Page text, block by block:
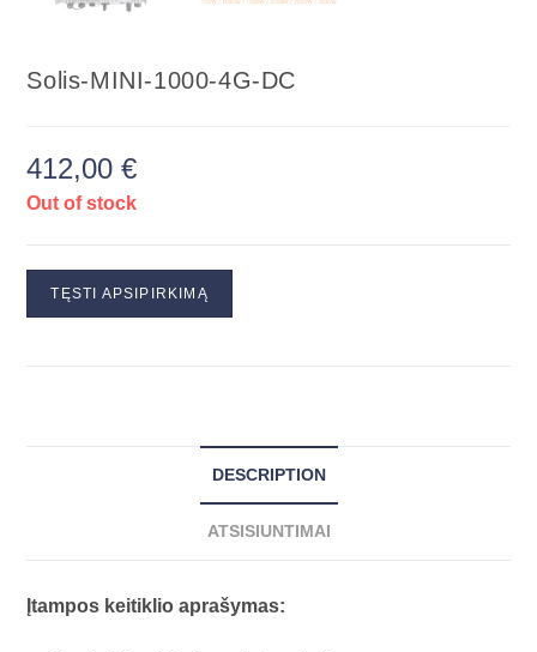
Solis-MINI-1000-4G-DC
412,00€
Out of stock
TĘSTI APSIPIRKIMĄ
DESCRIPTION
ATSISIUNTIMAI
Įtampos keitiklio aprašymas: